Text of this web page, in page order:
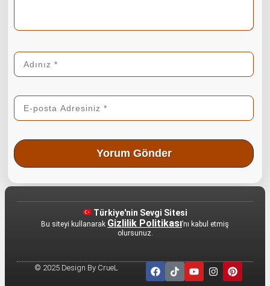
Türkiye'nin Sevgi Sitesi
Bu siteyi kullanarak Gizlilik Politikası’nı kabul etmiş
olursunuz.
© 2025 Design By CrueL